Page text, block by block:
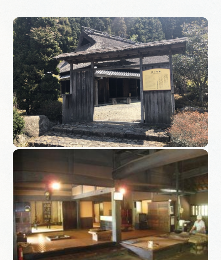
スポット・体験
イベント
グルメ
旅の予約
アクセス
インフォメーション
ぎふ旅レポーター記事
早わかり岐阜
買い物・お土産
体験予約サイト「ＶＩＳＩＴ岐阜県」
行きたいリストを見る